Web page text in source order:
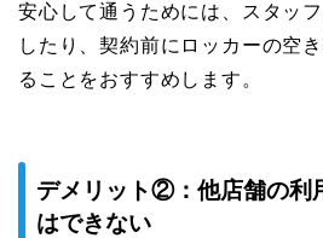
安心して通うためには、スタッ
したり、契約前にロッカーの空
ることをおすすめします。
デメリット②：他店舗の利
はできない